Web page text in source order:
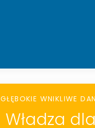
GŁĘBOKIE WNIKLIWE
Władza dla